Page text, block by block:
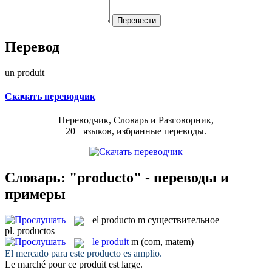
Перевод
un produit
Скачать переводчик
Переводчик, Словарь и Разговорник,
20+ языков, избранные переводы.
Словарь: "producto" - переводы и
примеры
el producto m существительное
pl. productos
le produit m (com, matem)
El mercado para este producto es amplio.
Le marché pour ce produit est large.